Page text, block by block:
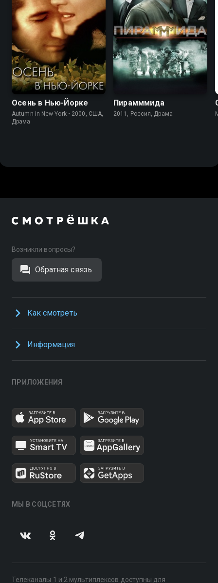
Осень в Нью-Йорке
Autumn in New York • 2000, США,
Драма
Пирамммида
2011, Россия, Драма
Возникли вопросы?
Обратная связь
Как смотреть
Информация
ПРИЛОЖЕНИЯ
МЫ В СОЦСЕТЯХ
Телеканалы 1 и 2 мультиплексов доступны для